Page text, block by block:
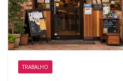
TRABALHO